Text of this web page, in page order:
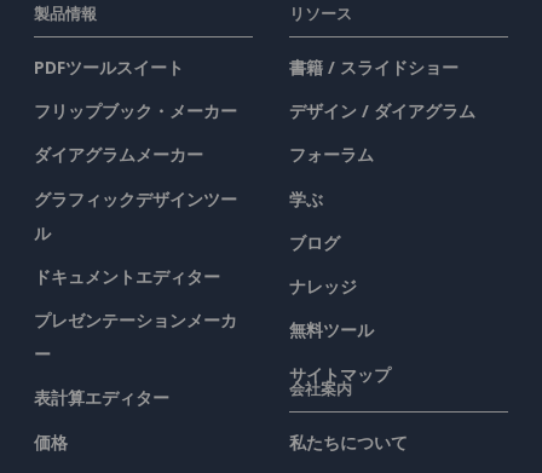
製品情報
PDFツールスイート
フリップブック・メーカー
ダイアグラムメーカー
グラフィックデザインツー
ル
ドキュメントエディター
プレゼンテーションメーカ
ー
表計算エディター
価格
リソース
書籍 / スライドショー
デザイン / ダイアグラム
フォーラム
学ぶ
ブログ
ナレッジ
無料ツール
サイトマップ
会社案内
私たちについて